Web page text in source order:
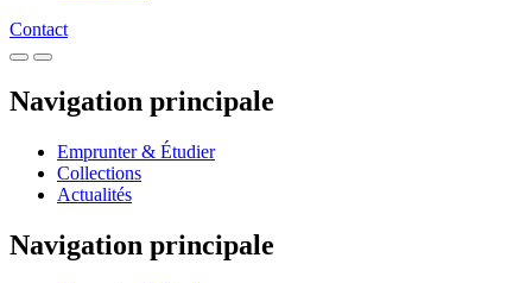
Contact
Navigation principale
Emprunter & Étudier
Collections
Actualités
Navigation principale